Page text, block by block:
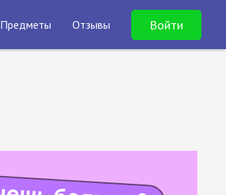
Предметы Отзывы Войти